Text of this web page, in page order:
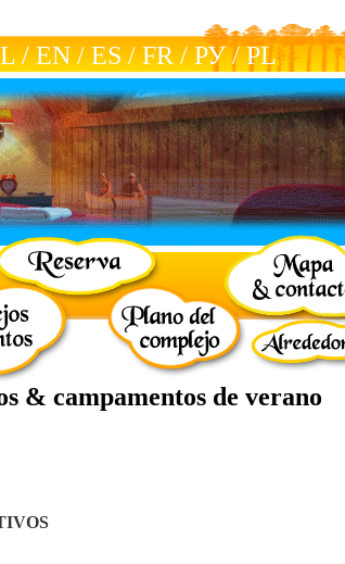
/ EN / ES / FR / РУ/РL
& campamentos de verano